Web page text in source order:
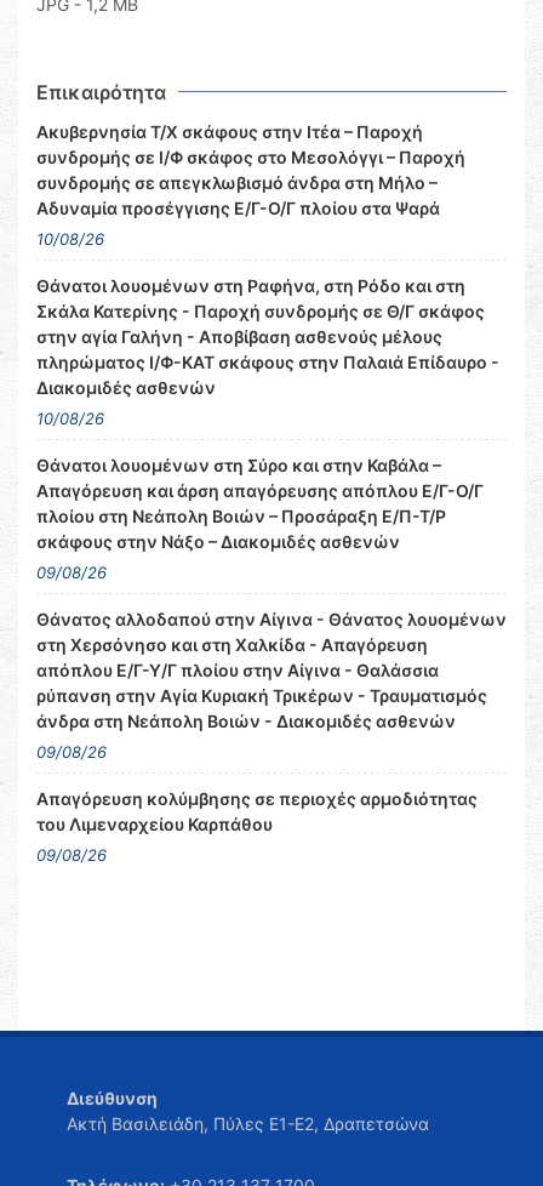
JPG - 1,2 MB
Επικαιρότητα
Ακυβερνησία Τ/Χ σκάφους στην Ιτέα – Παροχή
συνδρομής σε Ι/Φ σκάφος στο Μεσολόγγι – Παροχή
συνδρομής σε απεγκλωβισμό άνδρα στη Μήλο –
Αδυναμία προσέγγισης Ε/Γ-Ο/Γ πλοίου στα Ψαρά
10/08/26
Θάνατοι λουομένων στη Ραφήνα, στη Ρόδο και στη
Σκάλα Κατερίνης - Παροχή συνδρομής σε Θ/Γ σκάφος
στην αγία Γαλήνη - Αποβίβαση ασθενούς μέλους
πληρώματος Ι/Φ-ΚΑΤ σκάφους στην Παλαιά Επίδαυρο -
Διακομιδές ασθενών
10/08/26
Θάνατοι λουομένων στη Σύρο και στην Καβάλα –
Απαγόρευση και άρση απαγόρευσης απόπλου Ε/Γ-Ο/Γ
πλοίου στη Νεάπολη Βοιών – Προσάραξη Ε/Π-Τ/Ρ
σκάφους στην Νάξο – Διακομιδές ασθενών
09/08/26
Θάνατος αλλοδαπού στην Αίγινα - Θάνατος λουομένων
στη Χερσόνησο και στη Χαλκίδα - Απαγόρευση
απόπλου Ε/Γ-Υ/Γ πλοίου στην Αίγινα - Θαλάσσια
ρύπανση στην Αγία Κυριακή Τρικέρων - Τραυματισμός
άνδρα στη Νεάπολη Βοιών - Διακομιδές ασθενών
09/08/26
Απαγόρευση κολύμβησης σε περιοχές αρμοδιότητας
του Λιμεναρχείου Καρπάθου
09/08/26
Διεύθυνση
Ακτή Βασιλειάδη, Πύλες Ε1-Ε2, Δραπετσώνα